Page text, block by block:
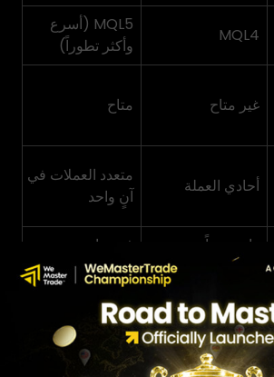
MQL4
MQL5 (أسرع
وأكثر تطوراً)
غير متاح متاح
أحادي العملة
متعدد العملات في
آنٍ واحد
واسع جداً في تزايد مستمر
متداولو الفوركس
وCFDs
المتداولون متعددو
الأسواق
يرتكز أساساً على الفوركس